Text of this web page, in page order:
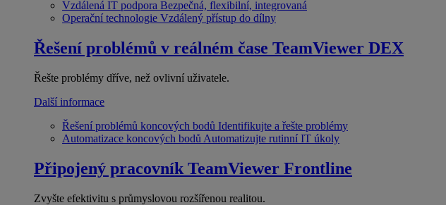
Vzdálená IT podpora Bezpečná, flexibilní, integrovaná
Operační technologie Vzdálený přístup do dílny
Řešení problémů v reálném čase TeamViewer DEX
Řešte problémy dříve, než ovlivní uživatele.
Další informace
Řešení problémů koncových bodů Identifikujte a řešte problémy
Automatizace koncových bodů Automatizujte rutinní IT úkoly
Připojený pracovník TeamViewer Frontline
Zvyšte efektivitu s průmyslovou rozšířenou realitou.